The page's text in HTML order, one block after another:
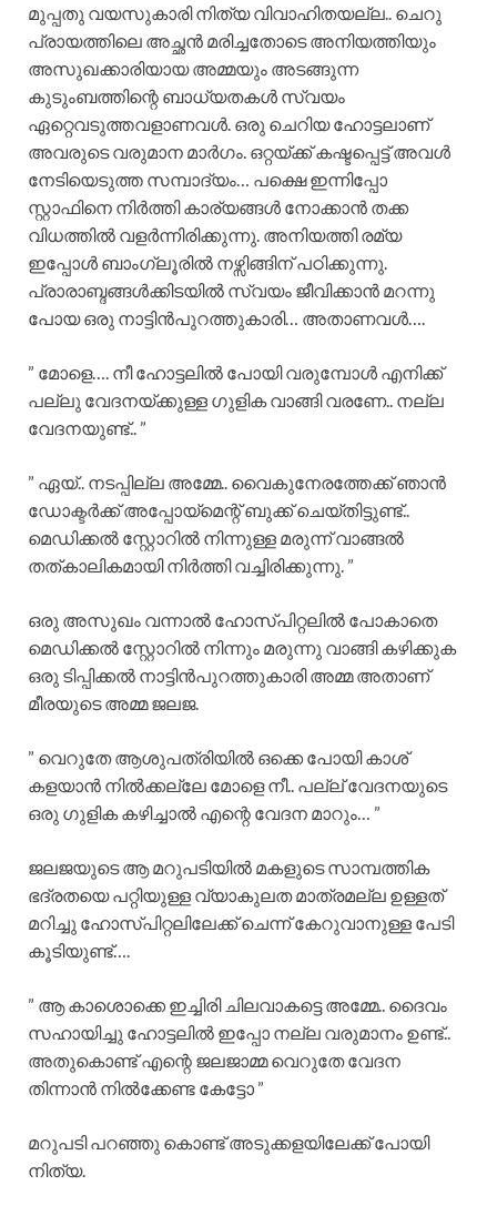
മുപ്പതു വയസുകാരി നിത്യ വിവാഹിതയല്ല.. ചെറു
പ്രായത്തിലെ അച്ഛൻ മരിച്ചതോടെ അനിയത്തിയും
അസുഖക്കാരിയായ അമ്മയും അടങ്ങുന്ന
കുടുംബത്തിന്റെ ബാധ്യതകൾ സ്വയം
ഏറ്റെവടുത്തവളാണവൾ. ഒരു ചെറിയ ഹോട്ടലാണ്
അവരുടെ വരുമാന മാർഗം. ഒറ്റയ്ക്ക് കഷ്ടപ്പെട്ട് അവൾ
നേടിയെടുത്ത സമ്പാദ്യം… പക്ഷെ ഇന്നിപ്പോ
സ്റ്റാഫിനെ നിർത്തി കാര്യങ്ങൾ നോക്കാൻ തക്ക
വിധത്തിൽ വളർന്നിരിക്കുന്നു. അനിയത്തി രമ്യ
ഇപ്പോൾ ബാംഗ്ലൂരിൽ നഴ്സിങ്ങിന് പഠിക്കുന്നു.
പ്രാരാബ്ദങ്ങൾക്കിടയിൽ സ്വയം ജീവിക്കാൻ മറന്നു
പോയ ഒരു നാട്ടിൻപുറത്തുകാരി… അതാണവൾ….
” മോളെ…. നീ ഹോട്ടലിൽ പോയി വരുമ്പോൾ എനിക്ക്
പല്ലു വേദനയ്ക്കുള്ള ഗുളിക വാങ്ങി വരണേ.. നല്ല
വേദനയുണ്ട്.. ”
” ഏയ്.. നടപ്പില്ല അമ്മേ.. വൈകുനേരത്തേക്ക് ഞാൻ
ഡോക്ടർക്ക് അപ്പോയ്മെന്റ് ബുക്ക്‌ ചെയ്തിട്ടുണ്ട്..
മെഡിക്കൽ സ്റ്റോറിൽ നിന്നുള്ള മരുന്ന് വാങ്ങൽ
തത്കാലികമായി നിർത്തി വച്ചിരിക്കുന്നു. ”
ഒരു അസുഖം വന്നാൽ ഹോസ്പിറ്റലിൽ പോകാതെ
മെഡിക്കൽ സ്റ്റോറിൽ നിന്നും മരുന്നു വാങ്ങി കഴിക്കുക
ഒരു ടിപ്പിക്കൽ നാട്ടിൻപുറത്തുകാരി അമ്മ അതാണ്
മീരയുടെ അമ്മ ജലജ.
” വെറുതേ ആശുപത്രിയിൽ ഒക്കെ പോയി കാശ്
കളയാൻ നിൽക്കല്ലേ മോളെ നീ.. പല്ല് വേദനയുടെ
ഒരു ഗുളിക കഴിച്ചാൽ എന്റെ വേദന മാറും… ”
ജലജയുടെ ആ മറുപടിയിൽ മകളുടെ സാമ്പത്തിക
ഭദ്രതയെ പറ്റിയുള്ള വ്യാകുലത മാത്രമല്ല ഉള്ളത്
മറിച്ചു ഹോസ്പിറ്റലിലേക്ക് ചെന്ന് കേറുവാനുള്ള പേടി
കൂടിയുണ്ട്….
” ആ കാശൊക്കെ ഇച്ചിരി ചിലവാകട്ടെ അമ്മേ.. ദൈവം
സഹായിച്ചു ഹോട്ടലിൽ ഇപ്പോ നല്ല വരുമാനം ഉണ്ട്..
അതുകൊണ്ട് എന്റെ ജലജാമ്മ വെറുതേ വേദന
തിന്നാൻ നിൽക്കേണ്ട കേട്ടോ ”
മറുപടി പറഞ്ഞു കൊണ്ട് അടുക്കളയിലേക്ക് പോയി
നിത്യ.